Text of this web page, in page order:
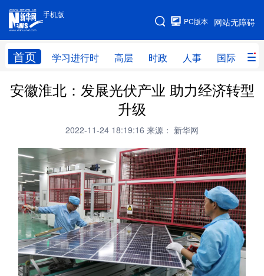
手机版
网站无障碍
PC版本
首页 学习进行时 高层 时政 人事 国际 财
手机版
网站地图
学习进行时 高层 时政 人事
全球连线
科技 科创 量子 体育
文化 书画 健康 军事
访谈 视频 图片 政务
法律 中央文件 金融 汽车
食品 人居 信息化 数字经济
安徽淮北：发展光伏产业 助力经济转型
升级
2022-11-24 18:19:16 来源： 新华网